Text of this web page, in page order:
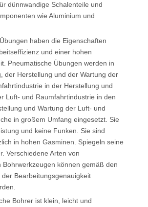
dünnwandige Schalenteile und
wie Aluminium und
haben die Eigenschaften
und einer hohen
Pneumatische Übungen werden in
der Herstellung und der Wartung der
in der Herstellung und
Luft- und Raumfahrtindustrie in den
und Wartung der Luft- und
in großem Umfang eingesetzt. Sie
und keine Funken. Sie sind
in hohen Gasminen. Spiegeln seine
Verschiedene Arten von
Bohrwerkzeugen können gemäß den
Bearbeitungsgenauigkeit
Bohrer ist klein, leicht und